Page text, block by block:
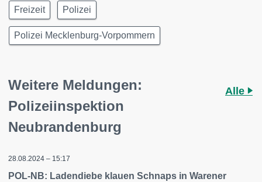
Freizeit Polizei
Polizei Mecklenburg-Vorpommern
Weitere Meldungen:
Polizeiinspektion
Neubrandenburg
Alle
28.08.2024 – 15:17
POL-NB: Ladendiebe klauen Schnaps in Warener